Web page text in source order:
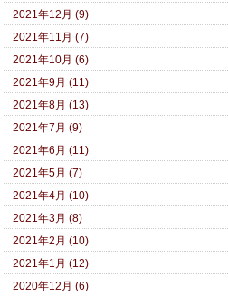
2021年12月 (9)
2021年11月 (7)
2021年10月 (6)
2021年9月 (11)
2021年8月 (13)
2021年7月 (9)
2021年6月 (11)
2021年5月 (7)
2021年4月 (10)
2021年3月 (8)
2021年2月 (10)
2021年1月 (12)
2020年12月 (6)